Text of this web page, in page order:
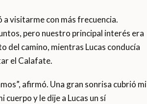
a visitarme con más frecuencia.
pero nuestro principal interés era
del camino, mientras Lucas conducía
el Calafate.
afirmó. Una gran sonrisa cubrió mi
y le dije a Lucas un sí